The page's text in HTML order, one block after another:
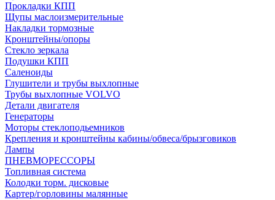
Прокладки КПП
Щупы маслоизмерительные
Накладки тормозные
Кронштейны/опоры
Стекло зеркала
Подушки КПП
Саленоиды
Глушители и трубы выхлопные
Трубы выхлопные VOLVO
Детали двигателя
Генераторы
Моторы стеклоподьемников
Крепления и кронштейны кабины/обвеса/брызговиков
Лампы
ПНЕВМОРЕССОРЫ
Топливная система
Колодки торм. дисковые
Картер/горловины малянные